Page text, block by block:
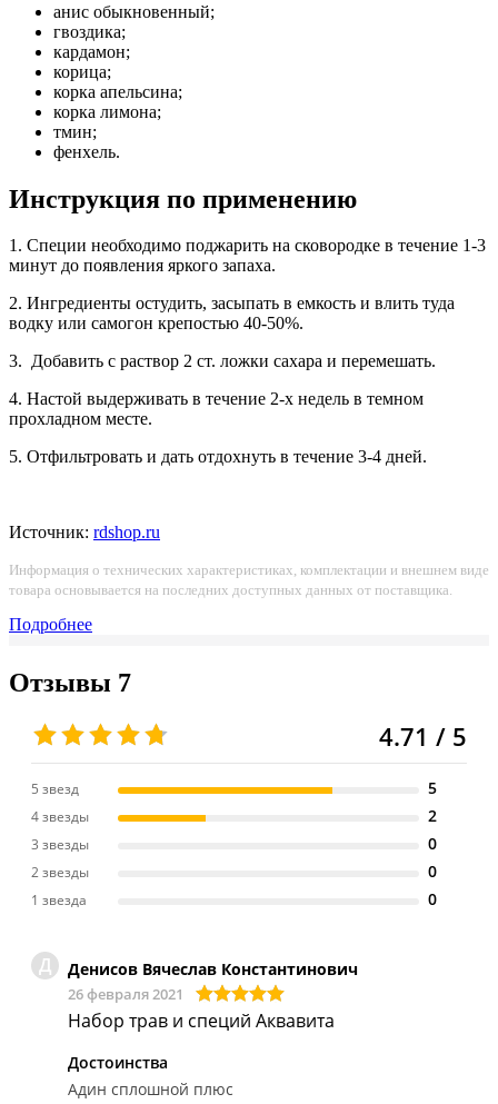
анис обыкновенный;
гвоздика;
кардамон;
корица;
корка апельсина;
корка лимона;
тмин;
фенхель.
Инструкция по применению
1. Специи необходимо поджарить на сковородке в течение 1-3
минут до появления яркого запаха.
2. Ингредиенты остудить, засыпать в емкость и влить туда
водку или самогон крепостью 40-50%.
3. Добавить с раствор 2 ст. ложки сахара и перемешать.
4. Настой выдерживать в течение 2-х недель в темном
прохладном месте.
5. Отфильтровать и дать отдохнуть в течение 3-4 дней.
Источник: rdshop.ru
Информация о технических характеристиках, комплектации и внешнем виде
товара основывается на последних доступных данных от поставщика.
Подробнее
Отзывы 7
4.71 / 5
5 звезд 5
4 звезды 2
3 звезды 0
2 звезды 0
1 звезда 0
Д Денисов Вячеслав Константинович
26 февраля 2021
Набор трав и специй Аквавита
Достоинства
Адин сплошной плюс